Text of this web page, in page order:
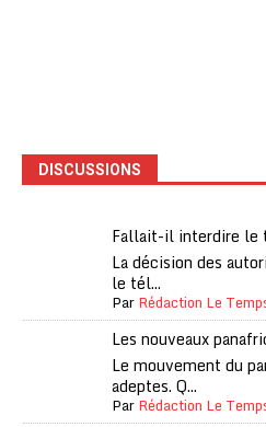
DISCUSSIONS
Fallait-il interdire le
La décision des
le tél...
ParRédaction Le
Les nouveaux
Le mouvement du
adeptes. Q...
ParRédaction Le